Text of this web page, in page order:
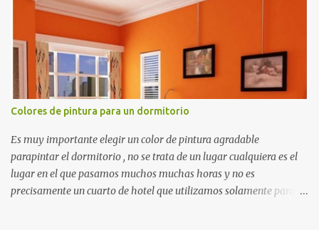
otras cosas.
Colores de pintura para un dormitorio
Es muy importante elegir un color de pintura agradable
parapintar el dormitorio , no se trata de un lugar cualquiera es el
lugar en el que pasamos muchos muchas horas y no es
precisamente un cuarto de hotel que utilizamos solamente para